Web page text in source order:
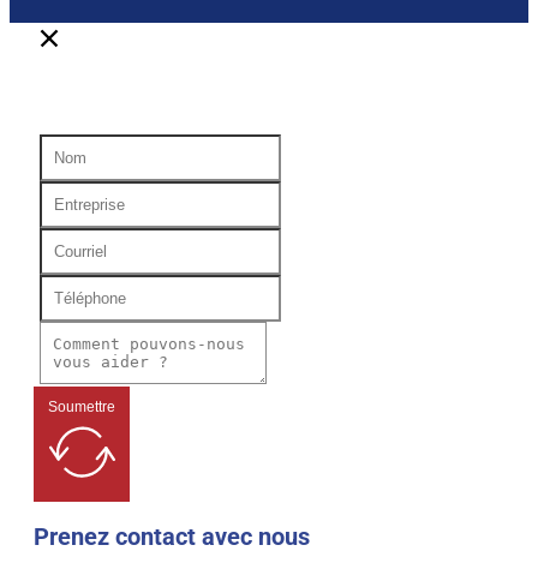
Soumettre
Prenez contact avec nous